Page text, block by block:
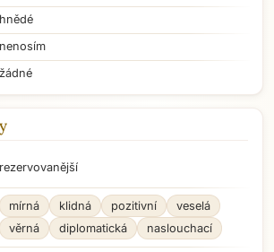
hnědé
nenosím
žádné
rezervovanější
mírná klidná pozitivní
veselá
věrná
diplomatická naslouchací